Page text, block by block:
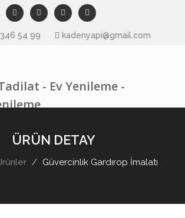
54 99 kadenyapi@gmail.com
ÜRÜN DETAY
Güvercinlik Gardırop İmalatı